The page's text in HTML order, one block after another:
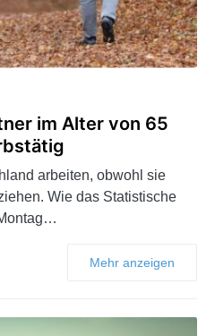
im Alter von 65
arbeiten, obwohl sie
Wie das Statistische
Mehr anzeigen